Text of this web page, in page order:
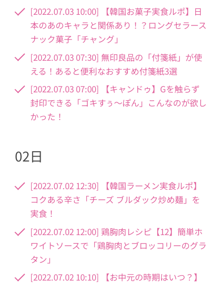
[2022.07.03 10:00] 【韓国お菓子実食ルポ】日
本のあのキャラと関係あり！？ロングセラース
ナック菓子「チャング」
[2022.07.03 07:30] 無印良品の「付箋紙」が使
える！あると便利なおすすめ付箋紙3選
[2022.07.03 07:00] 【キャンドゥ】Gを触らず
封印できる「ゴキすぅ～ぽん」こんなのが欲し
かった！
02日
[2022.07.02 12:30] 【韓国ラーメン実食ルポ】
コクある辛さ「チーズ ブルダック炒め麺」を
実食！
[2022.07.02 12:00] 鶏胸肉レシピ【12】簡単ホ
ワイトソースで「鶏胸肉とブロッコリーのグラ
タン」
[2022.07.02 10:10] 【お中元の時期はいつ？】